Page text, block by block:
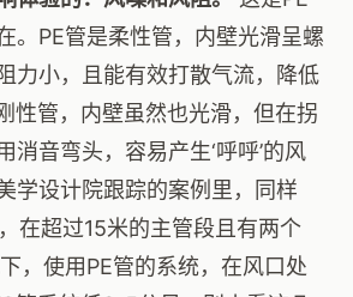
。PE管是柔性管，内壁光滑呈螺
力小，且能有效打散气流，降低
性管，内壁虽然也光滑，但在拐
消音弯头，容易产生‘呼呼’的风
学设计院跟踪的案例里，同样
在超过15米的主管段且有两个
，使用PE管的系统，在风口处